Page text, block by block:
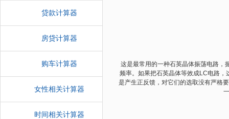
贷款计算器
房贷计算器
购车计算器
女性相关计算器
时间相关计算器
这是最常用的一种石英晶体振荡电路，
频率。如果把石英晶体等效成LC电路
是产生正反馈，对它们的选取没有严格